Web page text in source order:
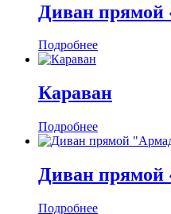
Диван прямой
Подробнее
Караван
Подробнее
Диван прямой
Подробнее